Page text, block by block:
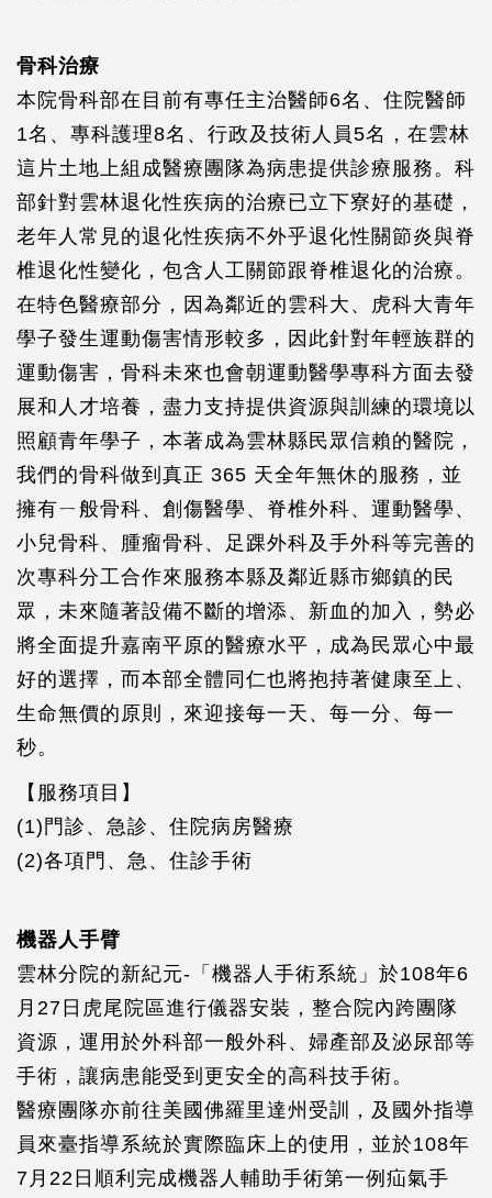
骨科治療
本院骨科部在目前有專任主治醫師6名、住院醫師
1名、專科護理8名、行政及技術人員5名，在雲林
這片土地上組成醫療團隊為病患提供診療服務。科
部針對雲林退化性疾病的治療已立下寮好的基礎，
老年人常見的退化性疾病不外乎退化性關節炎與脊
椎退化性變化，包含人工關節跟脊椎退化的治療。
在特色醫療部分，因為鄰近的雲科大、虎科大青年
學子發生運動傷害情形較多，因此針對年輕族群的
運動傷害，骨科未來也會朝運動醫學專科方面去發
展和人才培養，盡力支持提供資源與訓練的環境以
照顧青年學子，本著成為雲林縣民眾信賴的醫院，
我們的骨科做到真正 365 天全年無休的服務，並
擁有ㄧ般骨科、創傷醫學、脊椎外科、運動醫學、
小兒骨科、腫瘤骨科、足踝外科及手外科等完善的
次專科分工合作來服務本縣及鄰近縣市鄉鎮的民
眾，未來隨著設備不斷的增添、新血的加入，勢必
將全面提升嘉南平原的醫療水平，成為民眾心中最
好的選擇，而本部全體同仁也將抱持著健康至上、
生命無價的原則，來迎接每一天、每一分、每一
秒。
【服務項目】
(1)門診、急診、住院病房醫療
(2)各項門、急、住診手術
機器人手臂
雲林分院的新紀元-「機器人手術系統」於108年6
月27日虎尾院區進行儀器安裝，整合院內跨團隊
資源，運用於外科部一般外科、婦產部及泌尿部等
手術，讓病患能受到更安全的高科技手術。
醫療團隊亦前往美國佛羅里達州受訓，及國外指導
員來臺指導系統於實際臨床上的使用，並於108年
7月22日順利完成機器人輔助手術第一例疝氣手